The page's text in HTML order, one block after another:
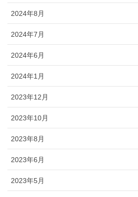
2024年8月
2024年7月
2024年6月
2024年1月
2023年12月
2023年10月
2023年8月
2023年6月
2023年5月